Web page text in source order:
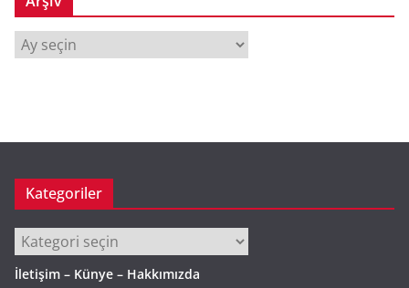
Kategoriler
Kategoriler
İletişim – Künye – Hakkımızda